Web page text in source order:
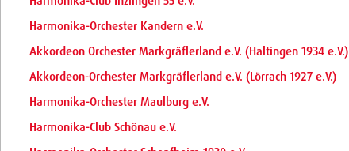
Harmonika-Orchester Kandern e.V.
Akkordeon Orchester Markgräflerland e.V. (Haltingen 1934 e.V.)
Akkordeon-Orchester Markgräflerland e.V. (Lörrach 1927 e.V.)
Harmonika-Orchester Maulburg e.V.
Harmonika-Club Schönau e.V.